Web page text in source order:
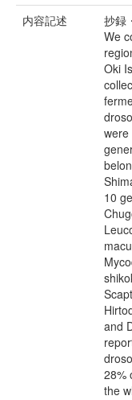
内容記述
抄録
We
Oki
were
10
and
28%
the